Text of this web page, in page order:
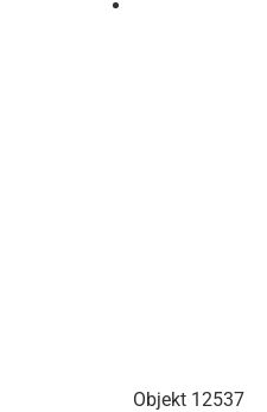
Objekt 12537